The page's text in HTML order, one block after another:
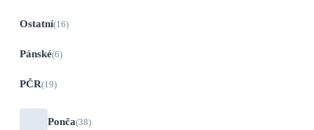
Ostatní(16)
Pánské(6)
PČR(19)
Ponča(38)